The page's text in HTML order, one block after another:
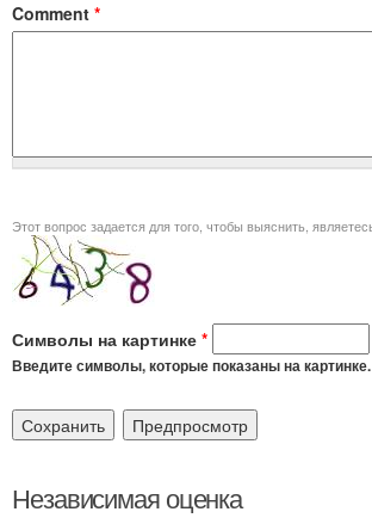
Comment *
Символы на картинке *
Введите символы, которые показаны на картинке.
Независимая оценка